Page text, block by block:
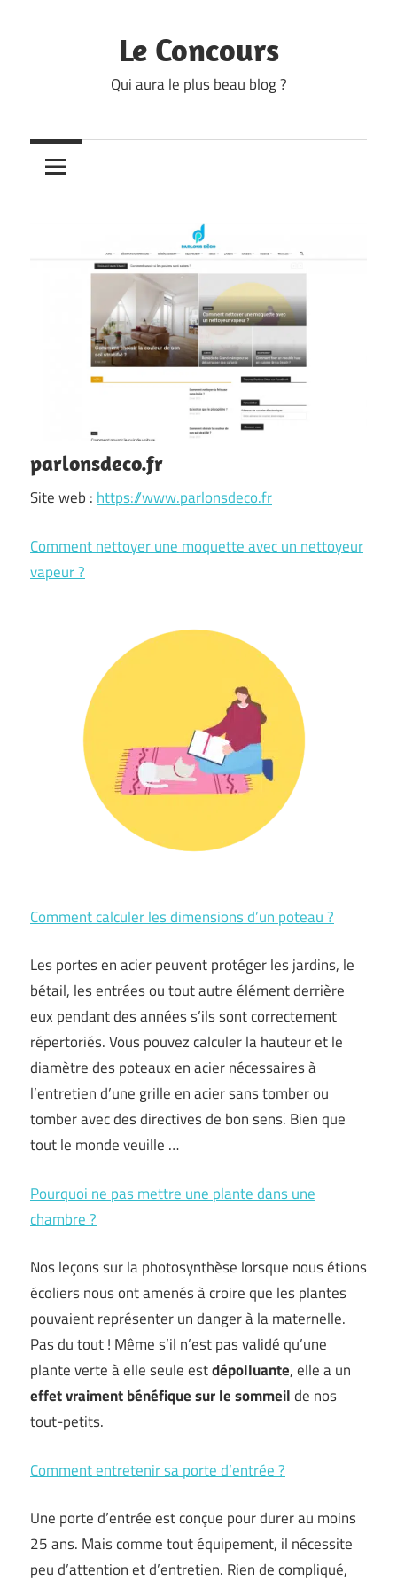
Le Concours
Qui aura le plus beau blog ?
parlonsdeco.fr
Site web : https://www.parlonsdeco.fr
Comment nettoyer une moquette avec un nettoyeur
vapeur ?
Comment calculer les dimensions d’un poteau ?
Les portes en acier peuvent protéger les jardins, le
bétail, les entrées ou tout autre élément derrière
eux pendant des années s’ils sont correctement
répertoriés. Vous pouvez calculer la hauteur et le
diamètre des poteaux en acier nécessaires à
l’entretien d’une grille en acier sans tomber ou
tomber avec des directives de bon sens. Bien que
tout le monde veuille …
Pourquoi ne pas mettre une plante dans une
chambre ?
Nos leçons sur la photosynthèse lorsque nous étions
écoliers nous ont amenés à croire que les plantes
pouvaient représenter un danger à la maternelle.
Pas du tout ! Même s’il n’est pas validé qu’une
plante verte à elle seule estdépolluante, elle a un
effet vraiment bénéfique sur le sommeilde nos
tout-petits.
Comment entretenir sa porte d’entrée ?
Une porte d’entrée est conçue pour durer au moins
25 ans. Mais comme tout équipement, il nécessite
peu d’attention et d’entretien. Rien de compliqué,